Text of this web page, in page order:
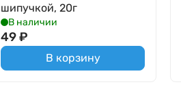
шипучкой, 20г
В наличии
49₽
В корзину